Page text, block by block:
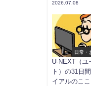
2026.07.08
日常・
U-NEXT（ユ
ト）の31日
イアルのこ